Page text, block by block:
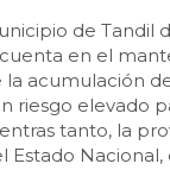
de Tandil
en el
la acumulación
riesgo elevado
tanto, la
Estado Nacional,